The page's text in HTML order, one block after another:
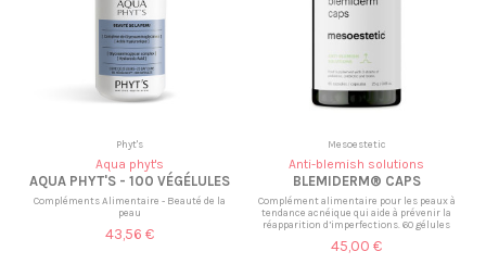
Phyt's
Aqua phyt's
AQUA PHYT'S - 100 VÉGÉLULES
Compléments Alimentaire - Beauté de la
peau
43,56 €
Mesoestetic
Anti-blemish solutions
BLEMIDERM® CAPS
Complément alimentaire pour les peaux à
tendance acnéique qui aide à prévenir la
réapparition d’imperfections. 60 gélules
45,00 €